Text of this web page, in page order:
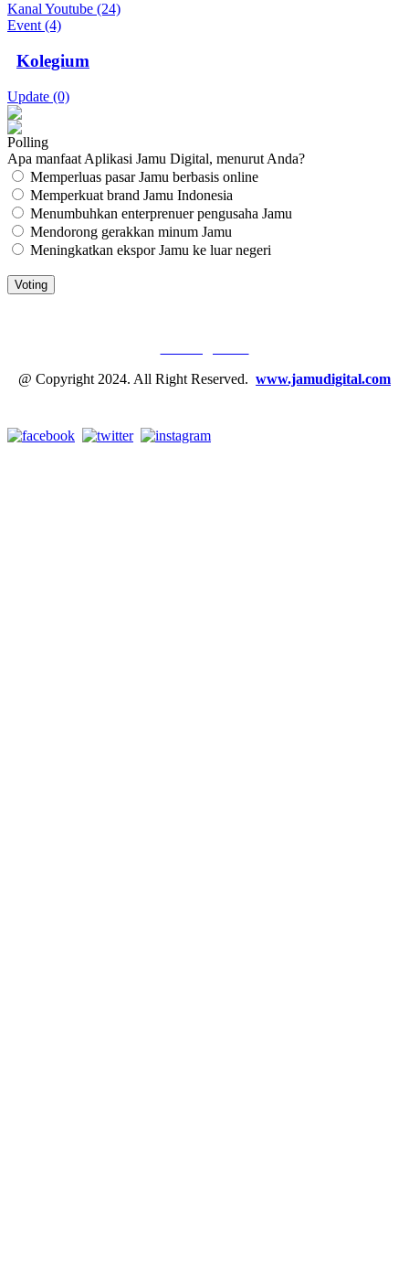
Kanal Youtube (24)
Event (4)
Kolegium
Update (0)
Polling
Apa manfaat Aplikasi Jamu Digital, menurut Anda?
Memperluas pasar Jamu berbasis online
Memperkuat brand Jamu Indonesia
Menumbuhkan enterprenuer pengusaha Jamu
Mendorong gerakkan minum Jamu
Meningkatkan ekspor Jamu ke luar negeri
@ Copyright 2024. All Right Reserved. www.jamudigital.com